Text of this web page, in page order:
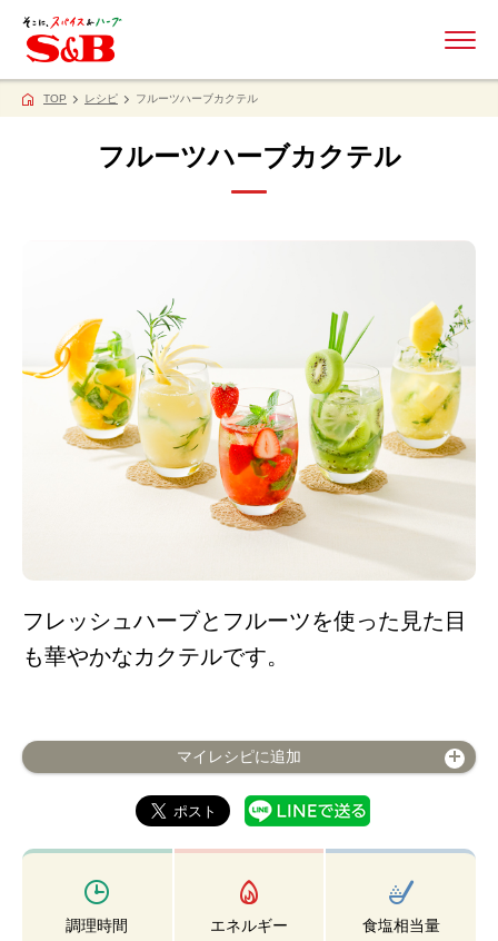
TOP レシピ フルーツハーブカクテル
フルーツハーブカクテル
フレッシュハーブとフルーツを使った見た目
も華やかなカクテルです。
マイレシピに追加
調理時間 エネルギー 食塩相当量